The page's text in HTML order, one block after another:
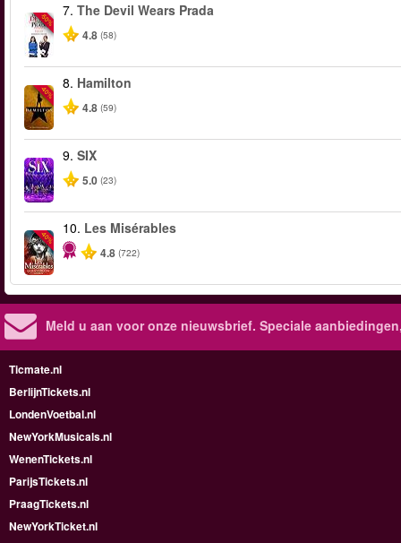
-50%
7. The Devil Wears Prada
4.8 (58)
-40%
8. Hamilton
4.8 (59)
9. SIX
5.0 (23)
-40%
10. Les Misérables
4.8 (722)
Meld u aan voor onze nieuwsbrief. Speciale
Ticmate.nl
BerlijnTickets.nl
LondenVoetbal.nl
NewYorkMusicals.nl
WenenTickets.nl
ParijsTickets.nl
PraagTickets.nl
NewYorkTicket.nl